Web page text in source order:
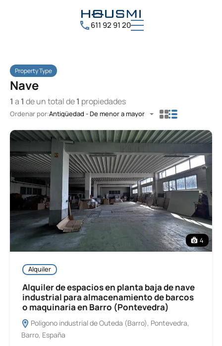
611 92 91 20
Property Type
Nave
1 a 1 de un total de1 propiedades
Ordenar por:Antigüedad - De menor a mayor
4
Alquiler
Alquiler de espacios en planta baja de nave
industrial para almacenamiento de barcos
o maquinaria en Barro (Pontevedra)
Poligono industrial de Outeda (Barro), Pontevedra,
Barro, España